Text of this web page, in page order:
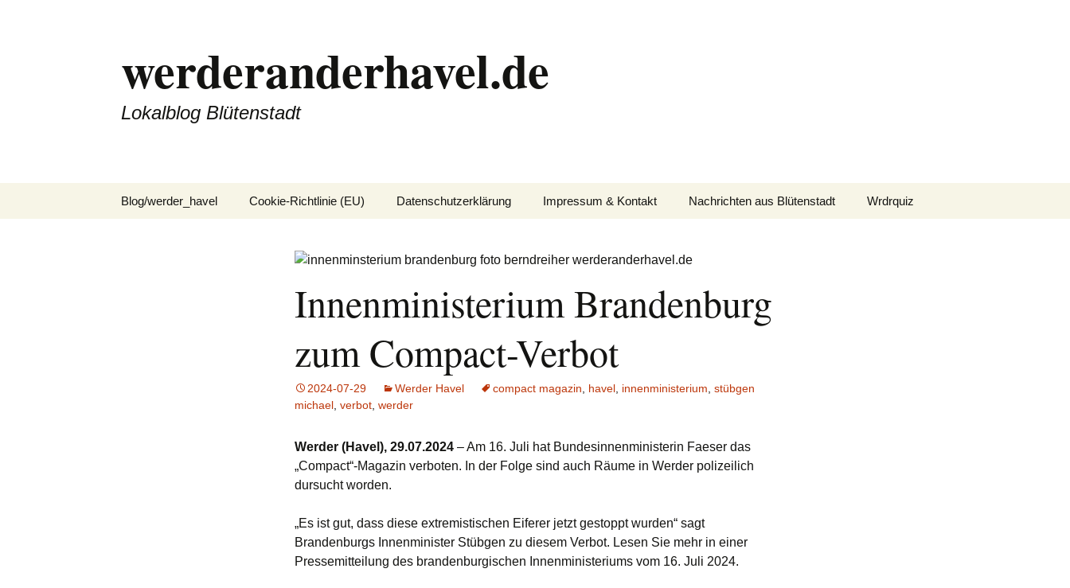
werderanderhavel.de
Lokalblog Blütenstadt
Blog/werder_havel Cookie-Richtlinie (EU) Datenschutzerklärung Impressum & Kontakt Nachrichten aus Blütenstadt Wrdrquiz
Innenministerium Brandenburg
zum Compact-Verbot
2024-07-29 Werder Havel compact magazin havel innenministerium stübgen
michael verbot werder
Werder (Havel), 29.07.2024 – Am 16. Juli hat Bundesinnenministerin Faeser das
„Compact“-Magazin verboten. In der Folge sind auch Räume in Werder polizeilich
dursucht worden.
„Es ist gut, dass diese extremistischen Eiferer jetzt gestoppt wurden“ sagt
Brandenburgs Innenminister Stübgen zu diesem Verbot. Lesen Sie mehr in einer
Pressemitteilung des brandenburgischen Innenministeriums vom 16. Juli 2024.